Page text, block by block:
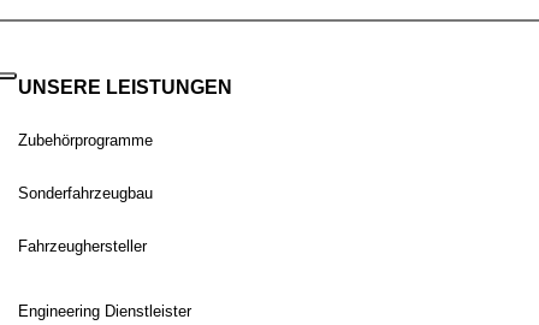
UNSERE LEISTUNGEN
Zubehörprogramme
Sonderfahrzeugbau
Fahrzeughersteller
Engineering Dienstleister